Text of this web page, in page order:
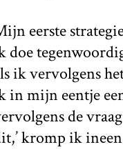
eerste
doe
ik vervolgens
in mijn eentje
de
kromp ik